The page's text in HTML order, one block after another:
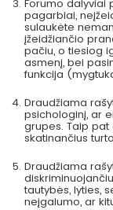
Forumo dalyviai
pagarbiai,
sulaukėte
įžeidžiančio
pačiu, o tiesiog
asmenį, bei
funkcija
Draudžiama
psichologinį, ar
grupes. Taip
skatinančius
Draudžiama
tautybės, lyties,
neįgalumo, ar